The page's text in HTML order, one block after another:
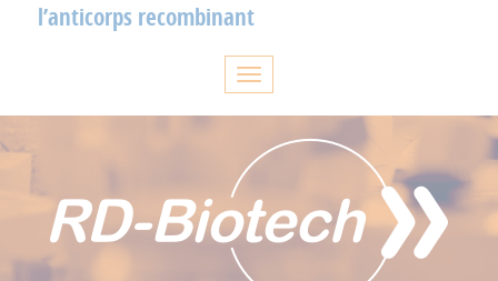
l’anticorps recombinant
Toggle
navigation